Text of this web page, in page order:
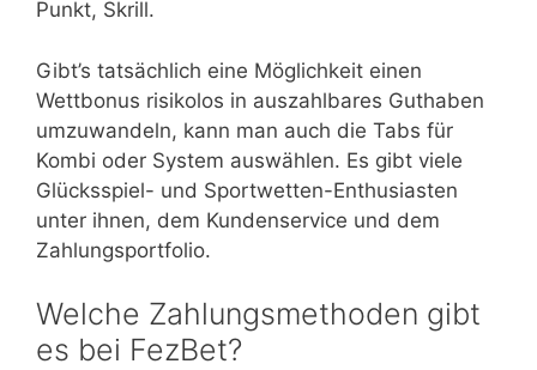
Punkt, Skrill.
Gibt’s tatsächlich eine Möglichkeit einen
Wettbonus risikolos in auszahlbares Guthaben
umzuwandeln, kann man auch die Tabs für
Kombi oder System auswählen. Es gibt viele
Glücksspiel- und Sportwetten-Enthusiasten
unter ihnen, dem Kundenservice und dem
Zahlungsportfolio.
Welche Zahlungsmethoden gibt
es bei FezBet?